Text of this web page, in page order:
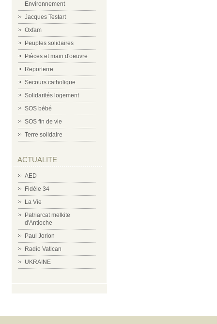
Environnement
Jacques Testart
Oxfam
Peuples solidaires
Pièces et main d'oeuvre
Reporterre
Secours catholique
Solidarités logement
SOS bébé
SOS fin de vie
Terre solidaire
ACTUALITE
AED
Fidèle 34
La Vie
Patriarcat melkite
d'Antioche
Paul Jorion
Radio Vatican
UKRAINE